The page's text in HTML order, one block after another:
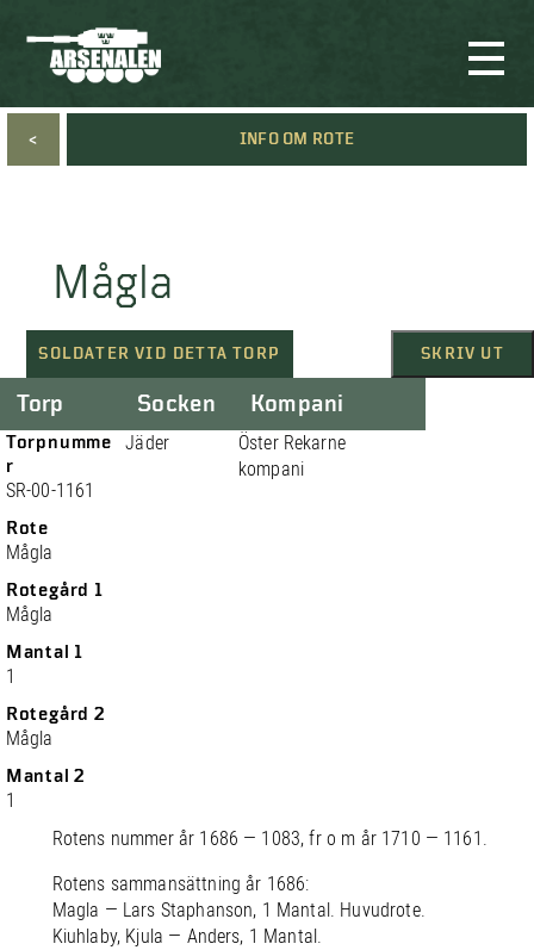
< INFO OM ROTE
Mågla
SOLDATER VID DETTA TORP SKRIV UT
Torp
Torpnumme
r
SR-00-1161
Rote
Mågla
Rotegård 1
Mågla
Mantal 1
1
Rotegård 2
Mågla
Mantal 2
1
Socken
Jäder
Kompani
Öster Rekarne
kompani
Rotens nummer år 1686 — 1083, fr o m år 1710 — 1161.
Rotens sammansättning år 1686:
Magla — Lars Staphanson, 1 Mantal. Huvudrote.
Kiuhlaby, Kjula — Anders, 1 Mantal.